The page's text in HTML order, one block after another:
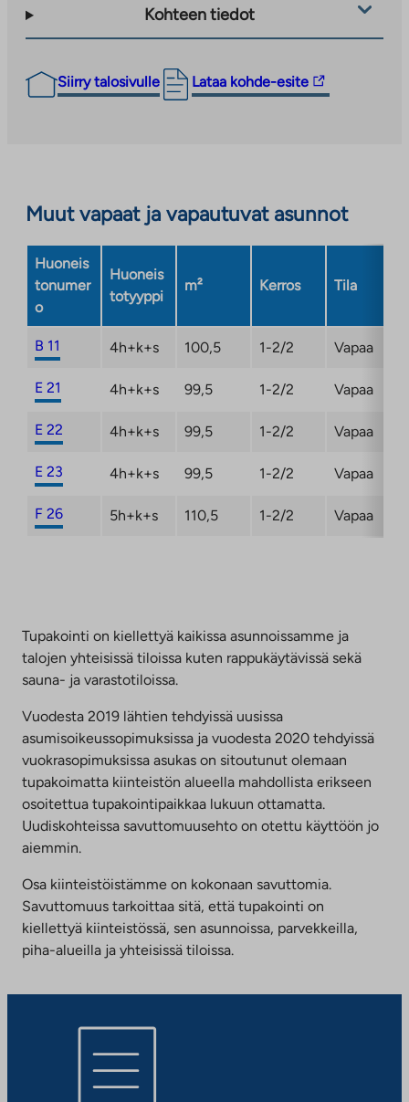
Kohteen tiedot
Siirry talosivulle Lataa kohde-esite
Linkki
uuteen
Muut vapaat ja vapautuvat asunnot
Huoneis
tonumer
o
Huoneis
totyyppi
m² Kerros Tila
B 11 4h+k+s 100,5 1-2/2 Vapaa
E 21 4h+k+s 99,5 1-2/2 Vapaa
E 22 4h+k+s 99,5 1-2/2 Vapaa
E 23 4h+k+s 99,5 1-2/2 Vapaa
F 26 5h+k+s 110,5 1-2/2 Vapaa
Tupakointi on kiellettyä kaikissa asunnoissamme ja
talojen yhteisissä tiloissa kuten rappukäytävissä sekä
sauna- ja varastotiloissa.
Vuodesta 2019 lähtien tehdyissä uusissa
asumisoikeussopimuksissa ja vuodesta 2020 tehdyissä
vuokrasopimuksissa asukas on sitoutunut olemaan
tupakoimatta kiinteistön alueella mahdollista erikseen
osoitettua tupakointipaikkaa lukuun ottamatta.
Uudiskohteissa savuttomuusehto on otettu käyttöön jo
aiemmin.
Osa kiinteistöistämme on kokonaan savuttomia.
Savuttomuus tarkoittaa sitä, että tupakointi on
kiellettyä kiinteistössä, sen asunnoissa, parvekkeilla,
piha-alueilla ja yhteisissä tiloissa.